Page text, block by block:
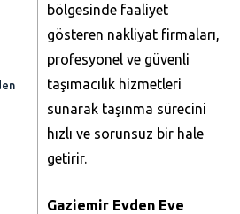
bölgesinde faaliyet
gösteren nakliyat firmaları,
profesyonel ve güvenli
taşımacılık hizmetleri
sunarak taşınma sürecini
hızlı ve sorunsuz bir hale
getirir.
Gaziemir Evden Eve